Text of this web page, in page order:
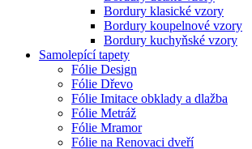
Bordury klasické vzory
Bordury koupelnové vzory
Bordury kuchyňské vzory
Samolepící tapety
Fólie Design
Fólie Dřevo
Fólie Imitace obklady a dlažba
Fólie Metráž
Fólie Mramor
Fólie na Renovaci dveří